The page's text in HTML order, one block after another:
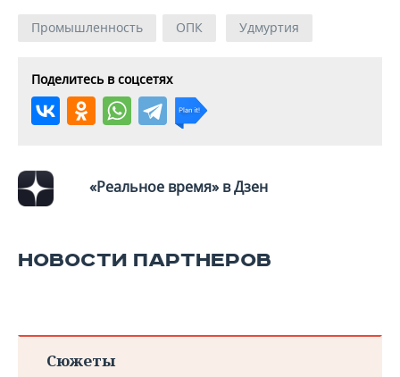
ВОДНЫЕ ВИДЫ СПОРТА
ОБРАЗОВАНИЕ
Промышленность ОПК Удмуртия
Поделитесь в соцсетях
«Реальное время» в Дзен
НОВОСТИ ПАРТНЕРОВ
Сюжеты